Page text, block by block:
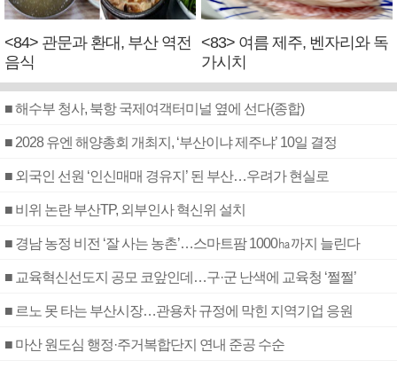
<84> 관문과 환대, 부산 역전
음식
<83> 여름 제주, 벤자리와 독
가시치
■ 해수부 청사, 북항 국제여객터미널 옆에 선다(종합)
■ 2028 유엔 해양총회 개최지, ‘부산이냐 제주냐’ 10일 결정
■ 외국인 선원 ‘인신매매 경유지’ 된 부산…우려가 현실로
■ 비위 논란 부산TP, 외부인사 혁신위 설치
■ 경남 농정 비전 ‘잘 사는 농촌’…스마트팜 1000㏊까지 늘린다
■ 교육혁신선도지 공모 코앞인데…구·군 난색에 교육청 ‘쩔쩔’
■ 르노 못 타는 부산시장…관용차 규정에 막힌 지역기업 응원
■ 마산 원도심 행정·주거복합단지 연내 준공 수순